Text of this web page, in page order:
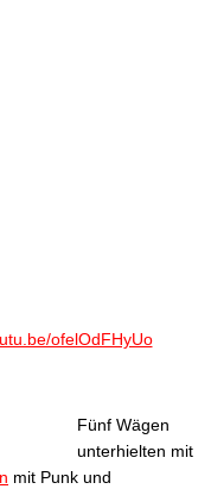
ofelOdFHyUo
Fünf Wägen
unterhielten mit
mit Punk und